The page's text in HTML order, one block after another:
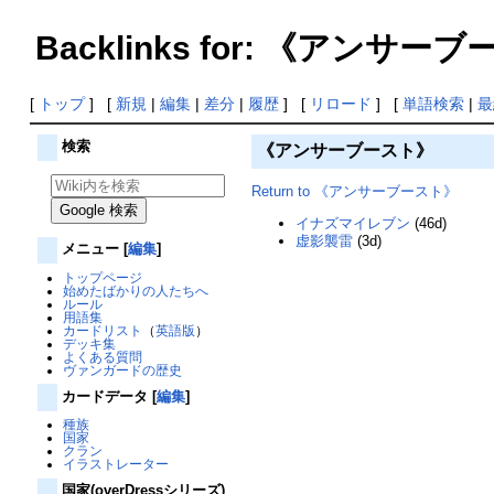
Backlinks for: 《アンサーブー
[ トップ] [ 新規 | 編集| 差分| 履歴] [ リロード ] [ 単語検索|
検索
メニュー [編集]
トップページ
始めたばかりの人たちへ
ルール
用語集
カードリスト
（英語版 ）
デッキ集
よくある質問
ヴァンガードの歴史
カードデータ [編集]
種族
国家
クラン
イラストレーター
国家(overDressシリーズ)
《アンサーブースト》
Return to 《アンサーブースト》
イナズマイレブン (46d)
虚影襲雷 (3d)